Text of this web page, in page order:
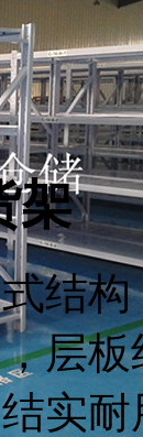
架
结
层
实